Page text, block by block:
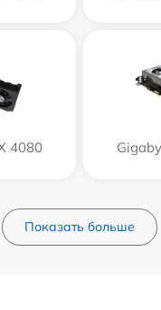
4080
Показать больше